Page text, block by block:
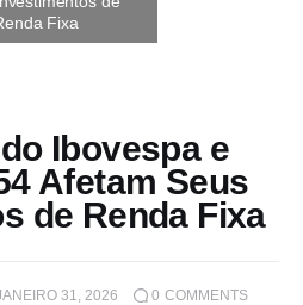
Ibovespa e
Afetam Seus
de Renda Fixa
31, 2026 0 COMMENTS